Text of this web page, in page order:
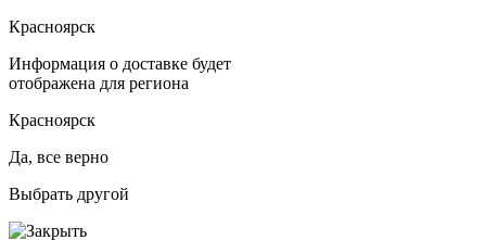
Красноярск
Информация о доставке будет
отображена для региона
Красноярск
Да, все верно
Выбрать другой